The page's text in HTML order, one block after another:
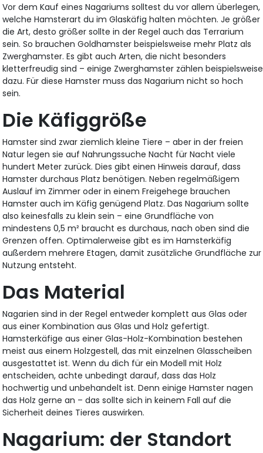
Vor dem Kauf eines Nagariums solltest du vor allem überlegen,
welche Hamsterart du im Glaskäfig halten möchten. Je größer
die Art, desto größer sollte in der Regel auch das Terrarium
sein. So brauchen Goldhamster beispielsweise mehr Platz als
Zwerghamster. Es gibt auch Arten, die nicht besonders
kletterfreudig sind – einige Zwerghamster zählen beispielsweise
dazu. Für diese Hamster muss das Nagarium nicht so hoch
sein.
Die Käfiggröße
Hamster sind zwar ziemlich kleine Tiere – aber in der freien
Natur legen sie auf Nahrungssuche Nacht für Nacht viele
hundert Meter zurück. Dies gibt einen Hinweis darauf, dass
Hamster durchaus Platz benötigen. Neben regelmäßigem
Auslauf im Zimmer oder in einem Freigehege brauchen
Hamster auch im Käfig genügend Platz. Das Nagarium sollte
also keinesfalls zu klein sein – eine Grundfläche von
mindestens 0,5 m² braucht es durchaus, nach oben sind die
Grenzen offen. Optimalerweise gibt es im Hamsterkäfig
außerdem mehrere Etagen, damit zusätzliche Grundfläche zur
Nutzung entsteht.
Das Material
Nagarien sind in der Regel entweder komplett aus Glas oder
aus einer Kombination aus Glas und Holz gefertigt.
Hamsterkäfige aus einer Glas-Holz-Kombination bestehen
meist aus einem Holzgestell, das mit einzelnen Glasscheiben
ausgestattet ist. Wenn du dich für ein Modell mit Holz
entscheiden, achte unbedingt darauf, dass das Holz
hochwertig und unbehandelt ist. Denn einige Hamster nagen
das Holz gerne an – das sollte sich in keinem Fall auf die
Sicherheit deines Tieres auswirken.
Nagarium: der Standort